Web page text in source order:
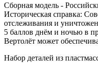
Сборная модель -
Историческая справка:
отслеживания и
5 баллов днём и ночью в
Вертолёт может
Набор деталей из